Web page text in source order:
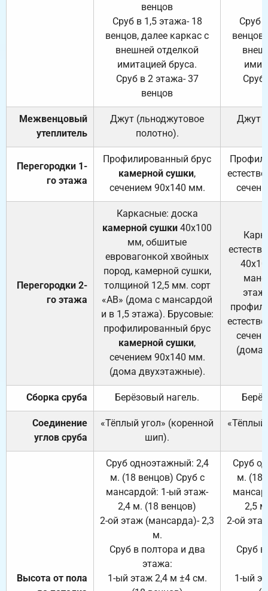
венцов
Сруб в 1,5 этажа- 18
венцов, далее каркас с
внешней отделкой
имитацией бруса.
Сруб в 2 этажа- 37
венцов
Сруб
Сруб
Межвенцовый
утеплитель
Джут (льноджутовое
полотно).
Джут
Перегородки 1-
го этажа
Профилированный брус
камерной сушки,
сечением 90х140 мм.
Перегородки 2-
го этажа
Каркасные: доска
камерной сушки 40х100
мм, обшитые
евровагонкой хвойных
пород, камерной сушки,
толщиной 12,5 мм. сорт
«АВ» (дома с мансардой
и в 1,5 этажа). Брусовые:
профилированный брус
камерной сушки,
сечением 90х140 мм.
(дома двухэтажные).
(дома
Сборка сруба Берёзовый нагель.
Соединение
углов сруба
«Тёплый угол» (коренной
шип).
«Тёплый
Высота от пола
Сруб одноэтажный: 2,4
м. (18 венцов) Сруб с
мансардой: 1-ый этаж-
2,4 м. (18 венцов)
2-ой этаж (мансарда)- 2,3
м.
Сруб в полтора и два
этажа:
1-ый этаж 2,4 м ±4 см.
Сруб
м. (18
2,5
2-ой
Сруб
1-ый